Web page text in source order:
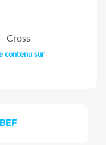
Cross
contenu sur